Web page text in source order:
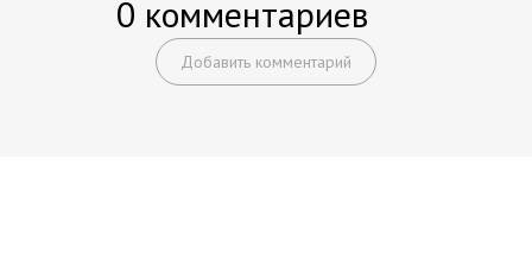
0 комментариев
Добавить комментарий